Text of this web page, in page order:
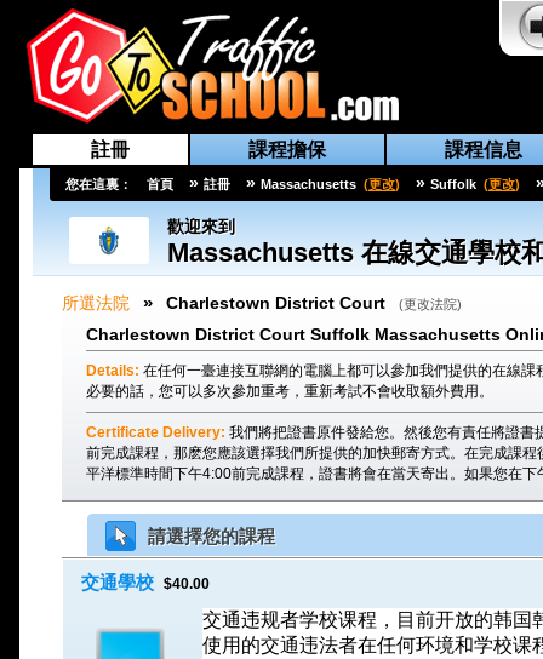
註冊 課程擔保 課程信息
您在這裏： 首頁 » 註冊 » Massachusetts (更改) » Suffolk (更改)
歡迎來到
Massachusetts在線交通學校
所選法院 » Charlestown District Court (更改法院)
Charlestown District Court Suffolk Massachusetts
Details: 在任何一臺連接互聯網的電腦上都可以參加我們提供的在線
必要的話，您可以多次參加重考，重新考試不會收取額外費用。
Certificate Delivery: 我們將把證書原件發給您。然後您有責任將證
前完成課程，那麽您應該選擇我們所提供的加快郵寄方式。在完成課
平洋標準時間下午4:00前完成課程，證書將會在當天寄出。如果您在
請選擇您的課程
交通學校 $40.00
交通违规者学校课程，目前开放的韩国
使用的交通违法者在任何环境和学校课